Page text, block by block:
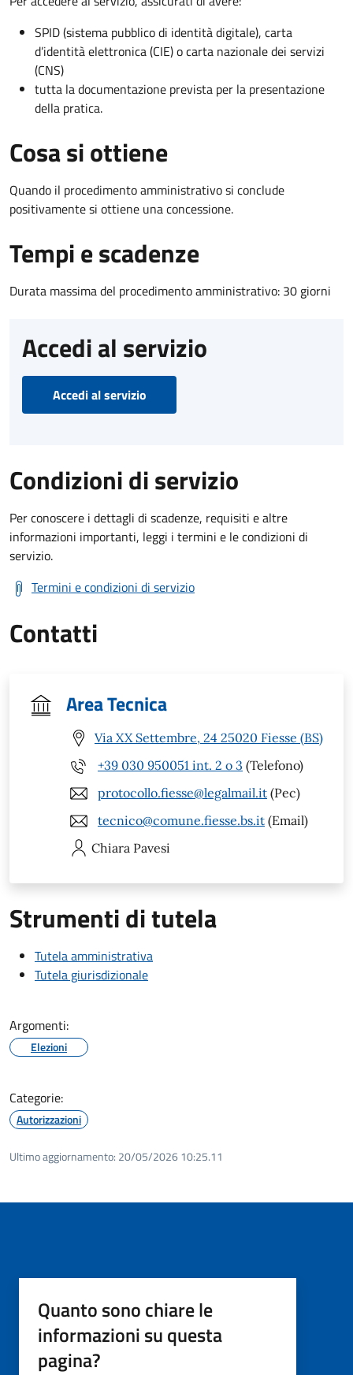
SPID (sistema pubblico di identità digitale), carta
d’identità elettronica (CIE) o carta nazionale dei servizi
(CNS)
tutta la documentazione prevista per la presentazione
della pratica.
Cosa si ottiene
Quando il procedimento amministrativo si conclude
positivamente si ottiene una concessione.
Tempi e scadenze
Durata massima del procedimento amministrativo: 30 giorni
Accedi al servizio
Accedi al servizio
Condizioni di servizio
Per conoscere i dettagli di scadenze, requisiti e altre
informazioni importanti, leggi i termini e le condizioni di
servizio.
Termini e condizioni di servizio
Contatti
Area Tecnica
Via XX Settembre, 24 25020 Fiesse (BS)
+39 030 950051 int. 2 o 3 (Telefono)
protocollo.fiesse@legalmail.it (Pec)
tecnico@comune.fiesse.bs.it (Email)
Chiara Pavesi
Strumenti di tutela
Tutela amministrativa
Tutela giurisdizionale
Argomenti:
Elezioni
Categorie:
Autorizzazioni
Ultimo aggiornamento: 20/05/2026 10:25.11
Quanto sono chiare le
informazioni su questa
pagina?